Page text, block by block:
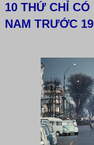
10 THỨ CHỈ
NAM TRƯỚC